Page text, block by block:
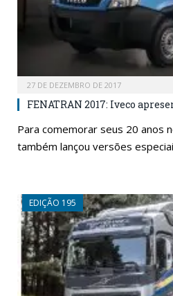
27 DE DEZEMBRO DE 2017
FENATRAN 2017: Iveco
Para comemorar seus 20 anos
também lançou versões
EDIÇÃO 195